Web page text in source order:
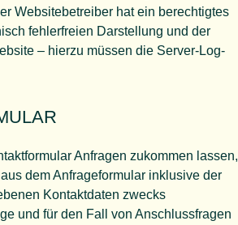
Websitebetreiber hat ein berechtigtes
fehlerfreien Darstellung und der
– hierzu müssen die Server-Log-
Anfragen zukommen lassen,
dem Anfrageformular inklusive der
Kontaktdaten zwecks
und für den Fall von Anschlussfragen